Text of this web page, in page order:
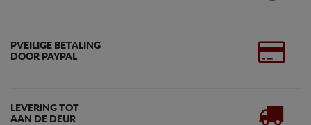
PVEILIGE BETALING
DOOR PAYPAL
LEVERING TOT
AAN DE DEUR